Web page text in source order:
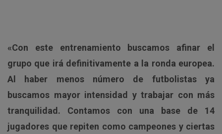
«Con este entrenamiento buscamos afinar el
grupo que irá definitivamente a la ronda europea.
Al haber menos número de futbolistas ya
buscamos mayor intensidad y trabajar con más
tranquilidad. Contamos con una base de 14
jugadores que repiten como campeones y ciertas